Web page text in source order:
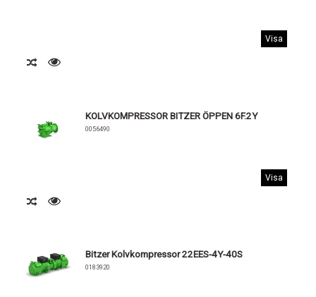
Visa
KOLVKOMPRESSOR BITZER ÖPPEN 6F.2Y
0056490
Visa
Bitzer Kolvkompressor 22EES-4Y-40S
0183920